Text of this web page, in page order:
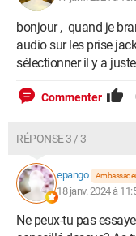
bonjour , quand je
audio sur les prise
sélectionner il y a
Commenter
RÉPONSE 3 / 3
epango
18 janv. 2024 à
Ne peux-tu pas